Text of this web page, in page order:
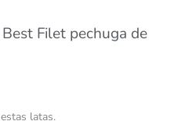
Filet pechuga de
latas.